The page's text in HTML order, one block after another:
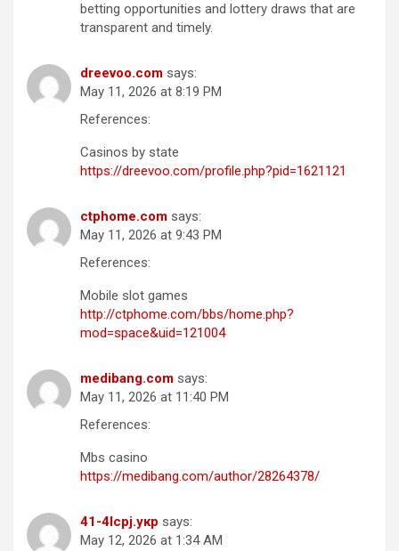
betting opportunities and lottery draws that are
transparent and timely.
dreevoo.com says:
May 11, 2026 at 8:19 PM
References:
Casinos by state
https://dreevoo.com/profile.php?pid=1621121
ctphome.com says:
May 11, 2026 at 9:43 PM
References:
Mobile slot games
http://ctphome.com/bbs/home.php?
mod=space&uid=121004
medibang.com says:
May 11, 2026 at 11:40 PM
References:
Mbs casino
https://medibang.com/author/28264378/
41-4lcpj.укр says:
May 12, 2026 at 1:34 AM